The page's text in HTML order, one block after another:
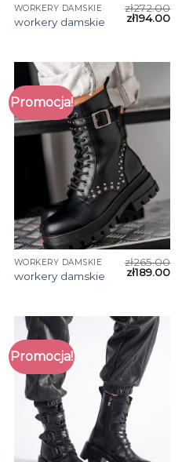
WORKERY DAMSKIE
workery damskie
zł272.00
zł194.00
Promocja!
WORKERY DAMSKIE
workery damskie
zł265.00
zł189.00
Promocja!